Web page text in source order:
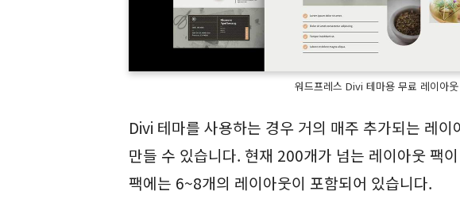
워드프레스 Divi 테마용 무료 레이아
Divi 테마를 사용하는 경우 거의 매주 추가되는 레
만들 수 있습니다. 현재 200개가 넘는 레이아웃 팩
팩에는 6~8개의 레이아웃이 포함되어 있습니다.